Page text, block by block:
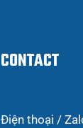
CONTACT
Điện thoại /